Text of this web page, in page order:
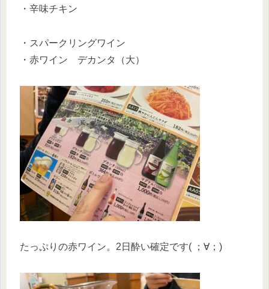
・辛味チキン
・スパークリングワイン
・赤ワイン デカンタ（大）
たっぷりの赤ワイン。2日酔い確定です( ；∀；)